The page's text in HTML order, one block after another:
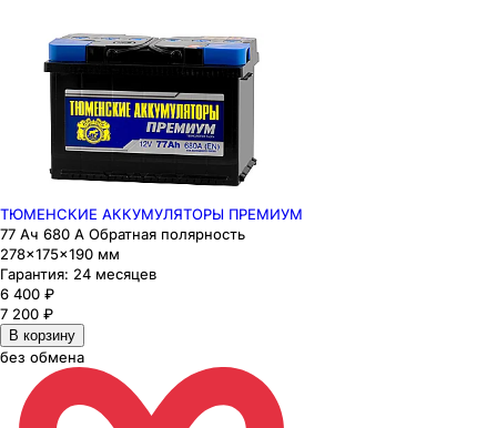
ТЮМЕНСКИЕ АККУМУЛЯТОРЫ ПРЕМИУМ
77 Ач 680 А Обратная полярность
278×175×190 мм
Гарантия: 24 месяцев
6 400 ₽
7 200 ₽
В корзину
без обмена